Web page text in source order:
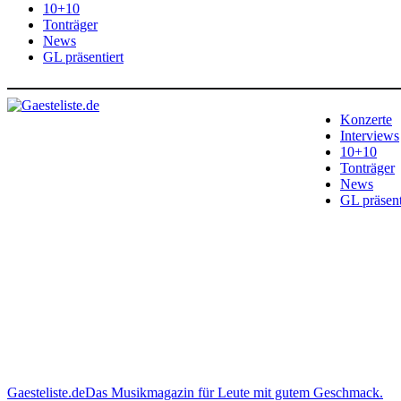
10+10
Tonträger
News
GL präsentiert
Konzerte
Interviews
10+10
Tonträger
News
GL
Gaesteliste.deDas Musikmagazin für Leute mit gutem Geschmack.